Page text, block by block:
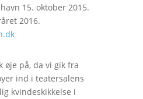
15. oktober 2015.
2016.
øje på, da vi gik fra
ind i teatersalens
kvindeskikkelse i